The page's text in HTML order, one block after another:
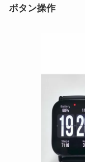
ボタン操作